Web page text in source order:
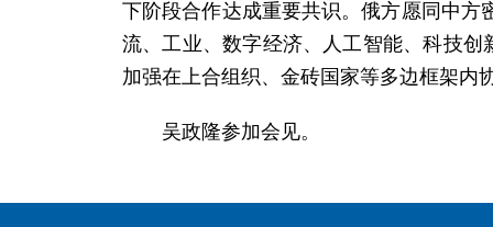
下阶段合作达成重要共识。俄方愿同中
流、工业、数字经济、人工智能、科技创
加强在上合组织、金砖国家等多边框架内
吴政隆参加会见。